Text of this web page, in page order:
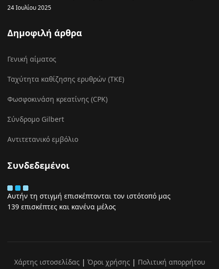
24 Ιουλίου 2025
Δημοφιλή άρθρα
Γενική αίματος
Ταχύτητα καθίζησης ερυθρών (ΤΚΕ)
Φωσφοκινάση κρεατίνης (CPK)
Σύνδρομο Gilbert
Αντιτετανικό εμβόλιο
Συνδεδεμένοι
Αυτήν τη στιγμή επισκέπτονται τον ιστότοπό μας
139 επισκέπτες και κανένα μέλος
Χάρτης ιστοσελίδας| Όροι χρήσης| Πολιτική απορρήτου